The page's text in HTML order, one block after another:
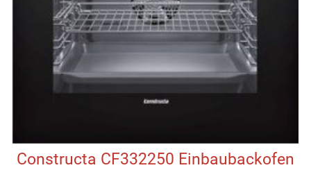
Constructa CF332250 Einbaubackofen